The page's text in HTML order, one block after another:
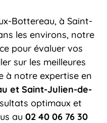
Bottereau, à Saint-
les environs, notre
pour évaluer vos
sur les meilleures
à notre expertise en
et Saint-Julien-de-
optimaux et
au 02 40 06 76 30